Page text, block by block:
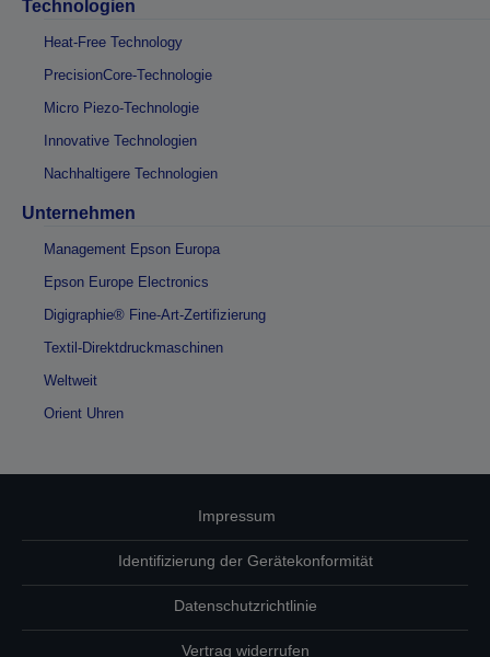
Technologien
Heat-Free Technology
PrecisionCore-Technologie
Micro Piezo-Technologie
Innovative Technologien
Nachhaltigere Technologien
Unternehmen
Management Epson Europa
Epson Europe Electronics
Digigraphie® Fine-Art-Zertifizierung
Textil-Direktdruckmaschinen
Weltweit
Orient Uhren
Impressum
Identifizierung der Gerätekonformität
Datenschutzrichtlinie
Vertrag widerrufen